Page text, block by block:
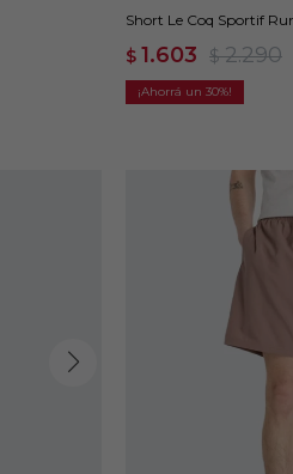
Short Le Coq Sportif
$ 1.603 $ 2.290
30